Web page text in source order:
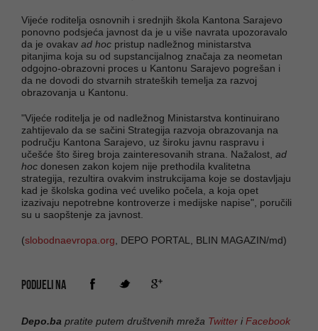
Vijeće roditelja osnovnih i srednjih škola Kantona Sarajevo
ponovno podsjeća javnost da je u više navrata upozoravalo
da je ovakav ad hoc pristup nadležnog ministarstva
pitanjima koja su od supstancijalnog značaja za neometan
odgojno-obrazovni proces u Kantonu Sarajevo pogrešan i
da ne dovodi do stvarnih strateških temelja za razvoj
obrazovanja u Kantonu.
"Vijeće roditelja je od nadležnog Ministarstva kontinuirano
zahtijevalo da se sačini Strategija razvoja obrazovanja na
području Kantona Sarajevo, uz široku javnu raspravu i
učešće što šireg broja zainteresovanih strana. Nažalost, ad
hoc donesen zakon kojem nije prethodila kvalitetna
strategija, rezultira ovakvim instrukcijama koje se dostavljaju
kad je školska godina već uveliko počela, a koja opet
izazivaju nepotrebne kontroverze i medijske napise", poručili
su u saopštenje za javnost.
(slobodnaevropa.org , DEPO PORTAL, BLIN MAGAZIN/md)
PODIJELI NA
Depo.ba pratite putem društvenih mreža Twitter iFacebook